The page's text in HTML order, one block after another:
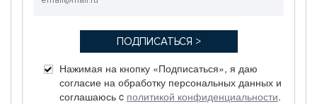
Нажимая на кнопку «Подписаться», я даю
согласие на обработку персональных данных и
соглашаюсь c политикой конфиденциальности.